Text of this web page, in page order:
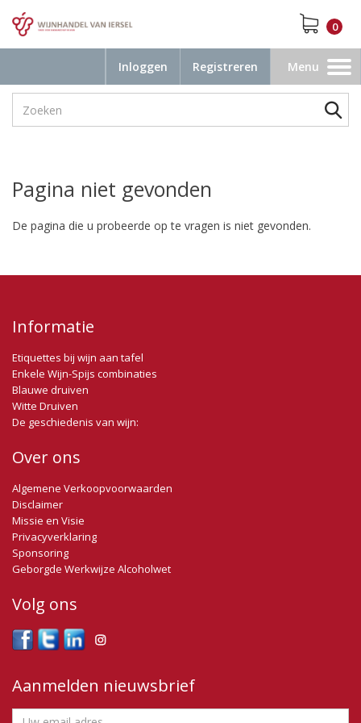
0
Inloggen Registreren
Toggle
navigation
Menu
Pagina niet gevonden
De pagina die u probeerde op te vragen is niet gevonden.
Informatie
Etiquettes bij wijn aan tafel
Enkele Wijn-Spijs combinaties
Blauwe druiven
Witte Druiven
De geschiedenis van wijn:
Over ons
Algemene Verkoopvoorwaarden
Disclaimer
Missie en Visie
Privacyverklaring
Sponsoring
Geborgde Werkwijze Alcoholwet
Volg ons
Aanmelden nieuwsbrief